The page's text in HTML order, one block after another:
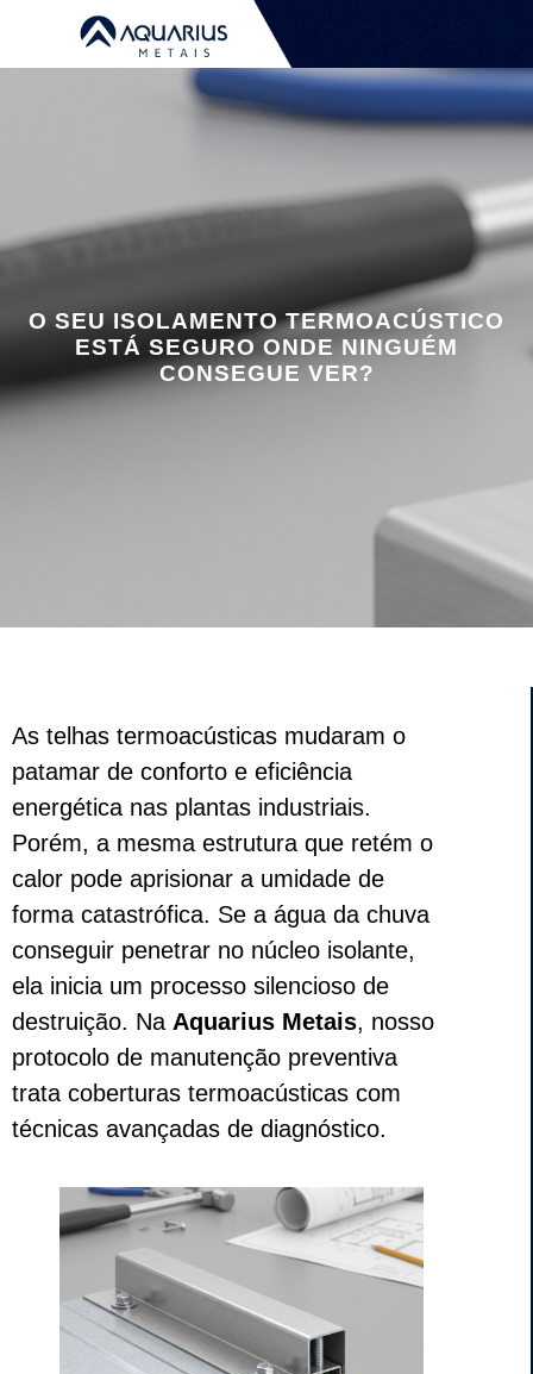
O SEU ISOLAMENTO TERMOACÚSTICO
ESTÁ SEGURO ONDE NINGUÉM
CONSEGUE VER?
As telhas termoacústicas mudaram o
patamar de conforto e eficiência
energética nas plantas industriais.
Porém, a mesma estrutura que retém o
calor pode aprisionar a umidade de
forma catastrófica. Se a água da chuva
conseguir penetrar no núcleo isolante,
ela inicia um processo silencioso de
destruição. Na Aquarius Metais, nosso
protocolo de manutenção preventiva
trata coberturas termoacústicas com
técnicas avançadas de diagnóstico.